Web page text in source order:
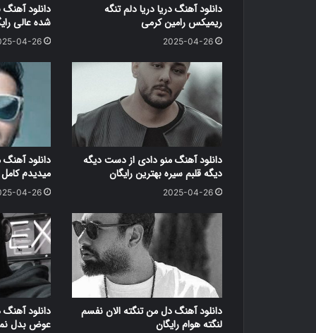
دانلود آهنگ دریا دریا دلم تنگه
ریمیکس رامین کرمی
2025-04-26
دانلود
شده عالی
04-26
دانلود آهنگ منو دادی از دست دیگه
دیگه قلبم سیره بهترین رایگان
2025-04-26
دانلود
میدیدم کامل
04-26
دانلود آهنگ دل من تنگته الان نفسم
لنگته هوام رایگان
دانلود
عوض بدل